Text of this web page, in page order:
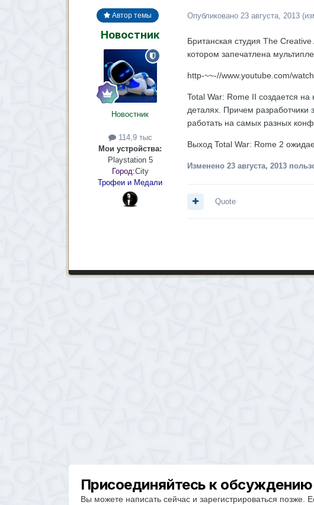
Автор темы
Новостник
Новостник
114,9 тыс
Мои устройства:
Playstation 5
Город:City
Трофеи и Медали
Опубликовано 23 августа, 2013
Британская студия The
котором запечатлена
http-~~-//www.youtube.com/
Total War: Rome II создается
деталях. Причем разработчики
работать на самых разных
Выход Total War: Rome 2
Изменено 23 августа, 2013
Quote
Присоединяйтесь к обсуждению
Вы можете написать сейчас и зарегистрироваться позже.